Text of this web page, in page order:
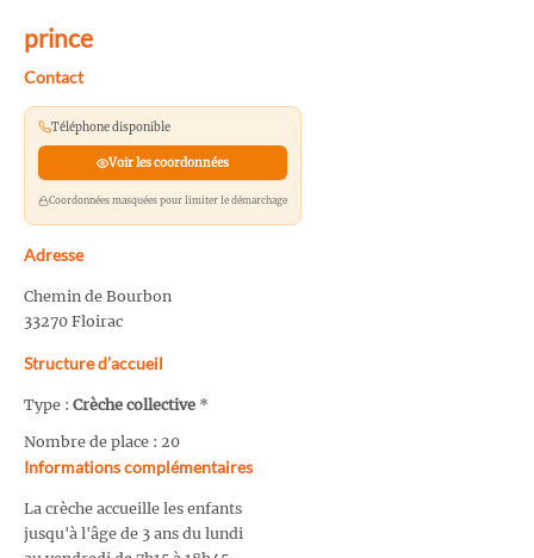
prince
Contact
Téléphone disponible
Voir les coordonnées
Coordonnées masquées pour limiter le démarchage
Adresse
Chemin de Bourbon
33270 Floirac
Structure d’accueil
Type : Crèche collective *
Nombre de place : 20
Informations complémentaires
La crèche accueille les enfants
jusqu'à l'âge de 3 ans du lundi